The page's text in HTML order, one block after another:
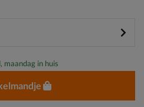
maandag in huis